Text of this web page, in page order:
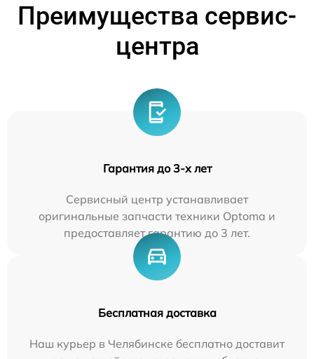
Преимущества сервис-
центра
Гарантия до 3-х лет
Сервисный центр устанавливает
оригинальные запчасти техники Optoma и
предоставляет гарантию до 3 лет.
Бесплатная доставка
Наш курьер в Челябинске бесплатно доставит